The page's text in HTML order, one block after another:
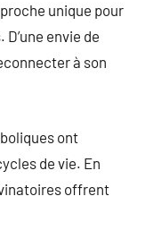
unique pour
envie de
à son
ont
de vie. En
offrent